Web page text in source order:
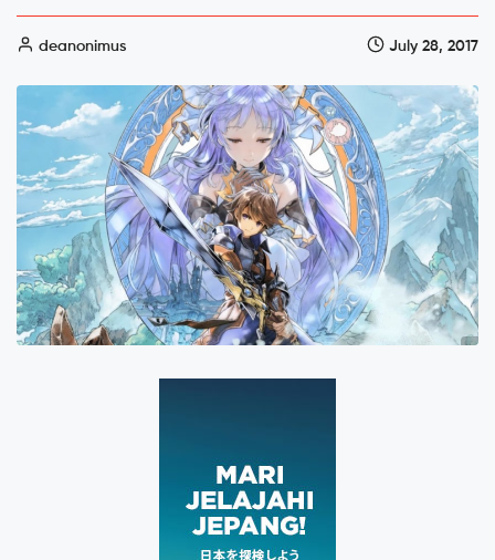
deanonimus July 28, 2017